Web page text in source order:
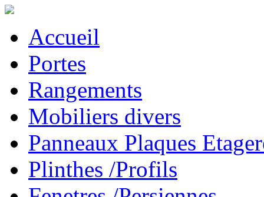
Accueil
Portes
Rangements
Mobiliers divers
Panneaux Plaques
Plinthes /Profils